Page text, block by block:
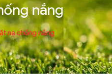
nắng
nạ chống nắng